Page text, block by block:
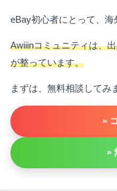
eBay初心者にとって、海
Awiiinコミュニティは、
が整っています。
まずは、無料相談してみ
»
»